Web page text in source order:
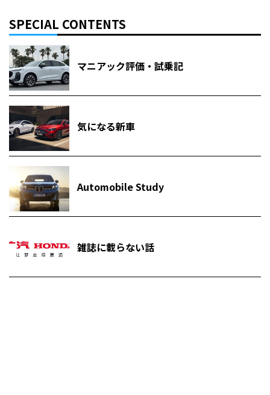
SPECIAL CONTENTS
マニアック評価・試乗記
気になる新車
Automobile Study
雑誌に載らない話